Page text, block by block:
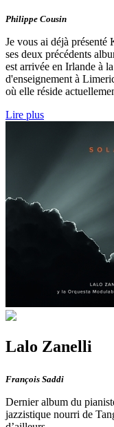
Philippe Cousin
Je vous ai déjà
ses deux précédents
est arrivée en Irlande à
d'enseignement à
où elle réside
Lire plus
Lalo Zanelli
François Saddi
Dernier album du
jazzistique nourri de